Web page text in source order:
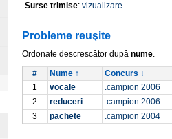
Surse trimise: vizualizare
Probleme reuşite
Ordonate descrescător după nume.
#
Nume ↑
Concurs ↓
1
vocale
.campion 2006
2
reduceri
.campion 2006
3
pachete .campion 2004